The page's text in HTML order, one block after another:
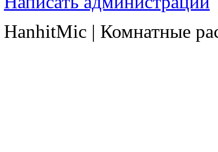
HanhitMic | Комнатные